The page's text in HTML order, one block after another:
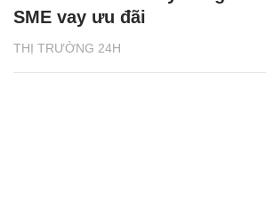
THỊ TRƯỜNG 24H
SME vay ưu đãi